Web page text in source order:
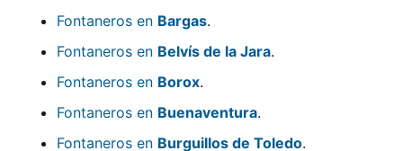
Fontaneros en Bargas.
Fontaneros en Belvís de la Jara.
Fontaneros en Borox.
Fontaneros en Buenaventura.
Fontaneros en Burguillos de Toledo.